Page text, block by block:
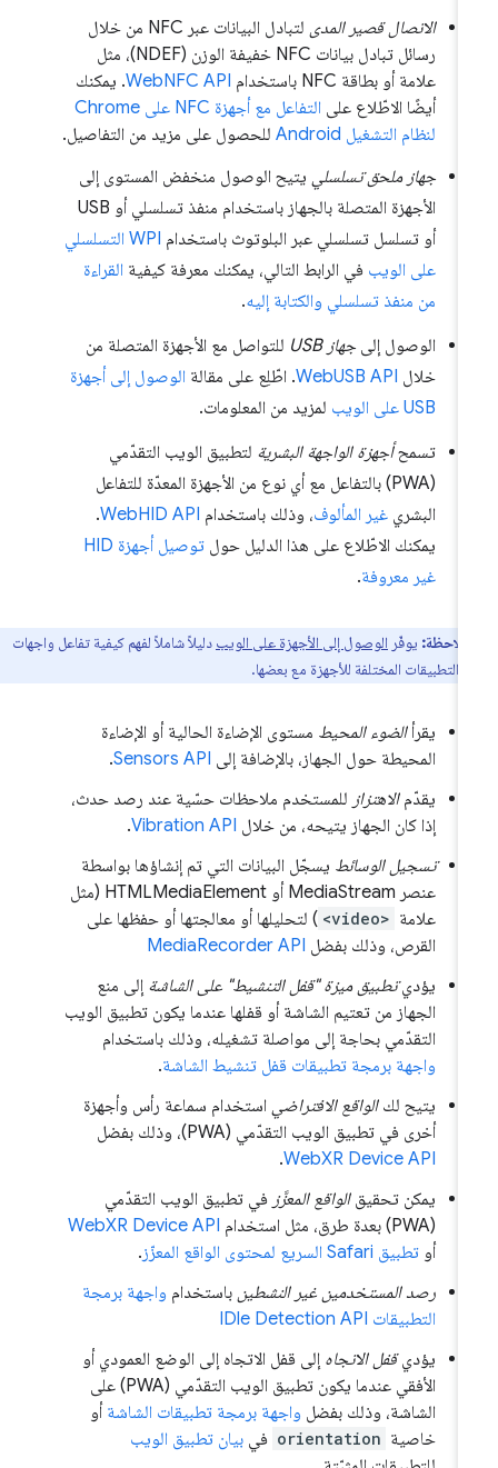
الاتصال قصير المدى
لتبادل البيانات عبر NFC من خلال
رسائل تبادل بيانات NFC خفيفة الوزن (NDEF)، مثل
علامة أو بطاقة NFC باستخدام
WebNFC API. يمكنك
أيضًا الاطّلاع على
التفاعل مع أجهزة NFC على Chrome
لنظام التشغيل Android
للحصول على مزيد من التفاصيل.
جهاز ملحق تسلسلييتيح الوصول منخفض المستوى إلى
الأجهزة المتصلة بالجهاز باستخدام منفذ تسلسلي أو USB
أو تسلسل تسلسلي عبر البلوتوث باستخدام
WPI التسلسلي
على الويبفي الرابط التالي، يمكنك معرفة كيفيةالقراءة
من منفذ تسلسلي والكتابة إليه
الوصول إلى جهاز USB
للتواصل مع الأجهزة المتصلة من
خلالWebUSB API. اطّلِع على مقالةالوصول إلى أجهزة
USB على الويب
لمزيد من المعلومات.
تسمحأجهزة الواجهة البشريةلتطبيق الويب التقدّمي
(PWA) بالتفاعل مع أي نوع من الأجهزة المعدّة للتفاعل
البشريغير المألوف، وذلك باستخدامWebHID API
.
يمكنك الاطّلاع على هذا الدليل حول
توصيل أجهزة HID
غير معروفة .
ملاحظة:يوفّرالوصول إلى الأجهزة على الويبدليلاً شاملاً لفهم كيفية تفاعل واجهات
التطبيقات المختلفة للأجهزة مع بعضها.
يقرأالضوء المحيطمستوى الإضاءة الحالية أو الإضاءة
المحيطة حول الجهاز، بالإضافة إلى Sensors API
.
يقدّمالاهتزازللمستخدم ملاحظات حسّية عند رصد حدث،
إذا كان الجهاز يتيحه، من خلالVibration API
.
تسجيل الوسائطيسجّل البيانات التي تم إنشاؤها بواسطة
عنصر MediaStream أو HTMLMediaElement (مثل
علامة <video> ) لتحليلها أو معالجتها أو حفظها على
القرص، وذلك بفضلMediaRecorder API
يؤديتطبيق ميزة "قفل التنشيط" على الشاشةإلى منع
الجهاز من تعتيم الشاشة أو قفلها عندما يكون تطبيق الويب
التقدّمي بحاجة إلى مواصلة تشغيله، وذلك باستخدام
واجهة برمجة تطبيقات قفل تنشيط الشاشة.
يتيح لك الواقع الافتراضياستخدام سماعة رأس وأجهزة
أخرى في تطبيق الويب التقدّمي (PWA)، وذلك بفضل
WebXR Device API
.
يمكن تحقيقالواقع المعزَّزفي تطبيق الويب التقدّمي
WebXR Device API
تطبيق Safari السريع لمحتوى الواقع المعزّز
.
رصد المستخدمين غير النشطينباستخدامواجهة برمجة
التطبيقات IDle Detection API
يؤديقفل الاتجاهإلى قفل الاتجاه إلى الوضع العمودي أو
الأفقي عندما يكون تطبيق الويب التقدّمي (PWA) على
الشاشة، وذلك بفضلواجهة برمجة تطبيقات الشاشةأو
خاصية orientation في بيان تطبيق الويب